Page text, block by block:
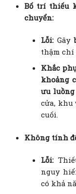
Bố trí thiếu
chuyển:
Lỗi: Gây
thậm chí
Khắc
khoảng
ưu
cửa, khu
cuối.
Không tính
Lỗi:
nguy
có khả